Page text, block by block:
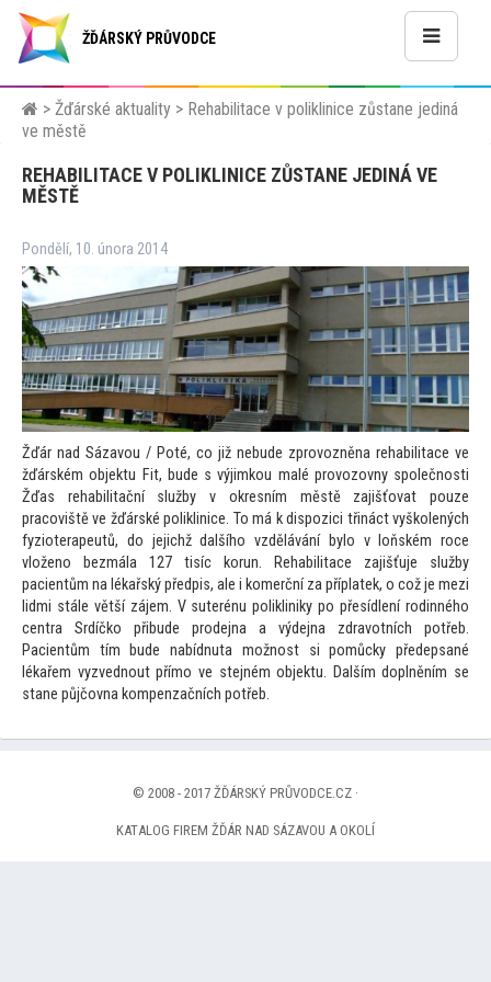
ŽĎÁRSKÝ PRŮVODCE
> Žďárské aktuality > Rehabilitace v poliklinice zůstane jediná
ve městě
REHABILITACE V POLIKLINICE ZŮSTANE JEDINÁ VE
MĚSTĚ
Pondělí, 10. února 2014
Žďár nad Sázavou / Poté, co již nebude zprovozněna rehabilitace ve
žďárském objektu Fit, bude s výjimkou malé provozovny společnosti
Žďas rehabilitační služby v okresním městě zajišťovat pouze
pracoviště ve žďárské poliklinice. To má k dispozici třináct vyškolených
fyzioterapeutů, do jejichž dalšího vzdělávání bylo v loňském roce
vloženo bezmála 127 tisíc korun. Rehabilitace zajišťuje služby
pacientům na lékařský předpis, ale i komerční za příplatek, o což je mezi
lidmi stále větší zájem. V suterénu polikliniky po přesídlení rodinného
centra Srdíčko přibude prodejna a výdejna zdravotních potřeb.
Pacientům tím bude nabídnuta možnost si pomůcky předepsané
lékařem vyzvednout přímo ve stejném objektu. Dalším doplněním se
stane půjčovna kompenzačních potřeb.
© 2008 - 2017 ŽĎÁRSKÝ PRŮVODCE.CZ ·
KATALOG FIREM ŽĎÁR NAD SÁZAVOU A OKOLÍ